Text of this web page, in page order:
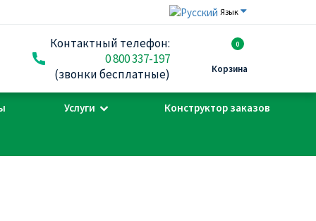
Язык
Контактный телефон:
0 800 337-197
(звонки бесплатные)
0
Корзина
Услуги Конструктор заказов